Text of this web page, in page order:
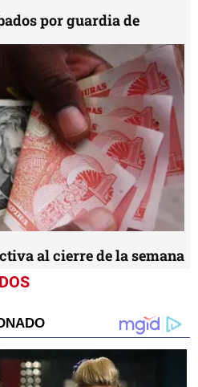
por guardia de
al cierre de la semana